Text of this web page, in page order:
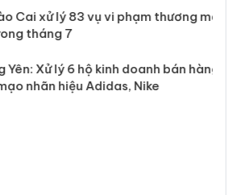
trong tháng 7